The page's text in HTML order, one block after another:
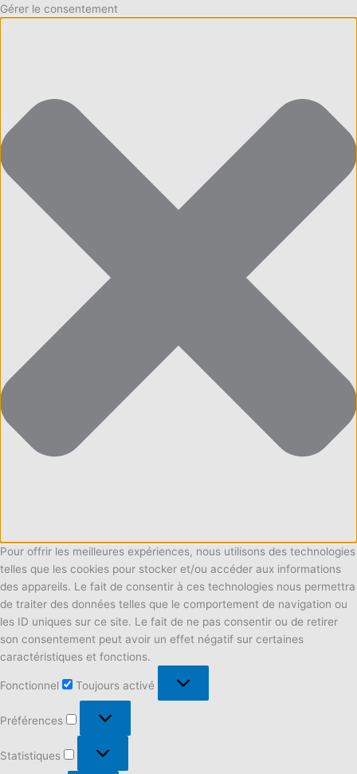
Gérer le consentement
Pour offrir les meilleures expériences, nous utilisons des technologies
telles que les cookies pour stocker et/ou accéder aux informations
des appareils. Le fait de consentir à ces technologies nous permettra
de traiter des données telles que le comportement de navigation ou
les ID uniques sur ce site. Le fait de ne pas consentir ou de retirer
son consentement peut avoir un effet négatif sur certaines
caractéristiques et fonctions.
Fonctionnel
Toujours activé
Préférences
Statistiques